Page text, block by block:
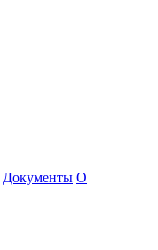
Документы О